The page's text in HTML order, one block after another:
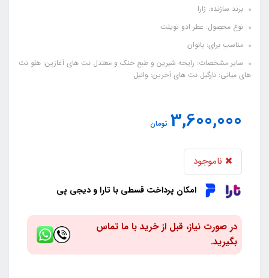
برند سازنده: زارا
نوع محصول: عطر ادو تویلت
مناسب برای: بانوان
سایر مشخصات: رایحه شیرین و طبع خنک و معتدل نت های آغازین: هلو نت
های میانی: نارگیل نت های آخرین: وانیل
3,600,000 تومان
ناموجود
امکان پرداخت قسطی با تارا و دیجی پی
در صورت نیاز، قبل از خرید با ما تماس
بگیرید.